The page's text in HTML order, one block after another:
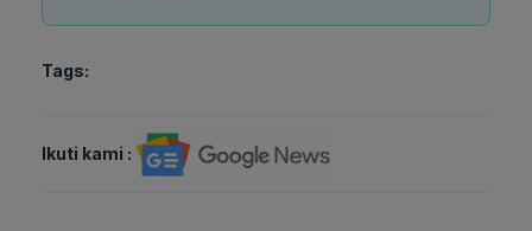
Tags:
Ikuti kami :